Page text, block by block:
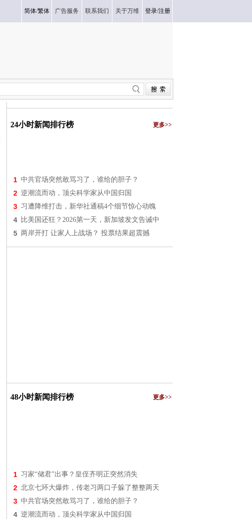
简体/繁体 广告服务 联系我们 关于万维 登录/注册
24小时新闻排行榜 更多>>
1 中共官场突然敢骂习了，谁给的胆子？
2 逆潮流而动，顶尖科学家从中国归国
3 习遭降维打击，新华社通稿4个细节惊心动魄
4 比美国还狂？2026第一天，新加坡发文告诫中
5 两岸开打 让家人上战场？ 投票结果超震撼
48小时新闻排行榜 更多>>
1 习家“储君”出事？皇侄齐明正突然消失
2 北京七环大爆炸，传老习两口子躲了整整两天
3 中共官场突然敢骂习了，谁给的胆子？
4 逆潮流而动，顶尖科学家从中国归国